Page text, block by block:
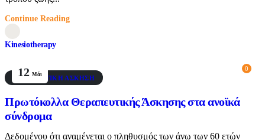
Continue Reading
Kinesiotherapy
12 Μάι
0
ΘΕΡΑΠΕΥΤΙΚΉ ΆΣΚΗΣΗ
Πρωτόκολλα Θεραπευτικής Άσκησης στα ανοϊκά
σύνδρομα
Δεδομένου ότι αναμένεται ο πληθυσμός των άνω των 60 ετών